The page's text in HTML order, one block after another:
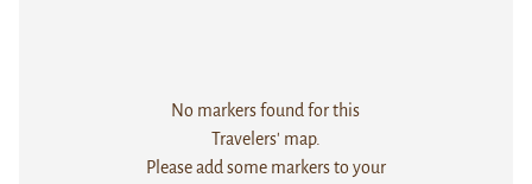
No markers found for this
Travelers' map.
Please add some markers to your